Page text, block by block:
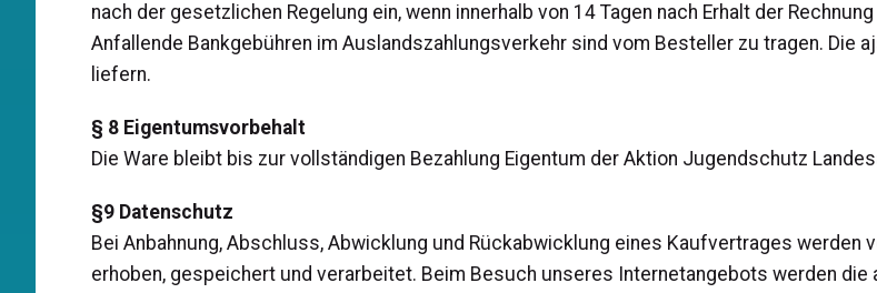
nach der gesetzlichen Regelung ein, wenn innerhalb von 14 Tagen nach Erhalt der
Anfallende Bankgebühren im Auslandszahlungsverkehr sind vom Besteller zu tragen. Die
liefern.
§ 8 Eigentumsvorbehalt
Die Ware bleibt bis zur vollständigen Bezahlung Eigentum der Aktion Jugendschutz
§9 Datenschutz
Bei Anbahnung, Abschluss, Abwicklung und Rückabwicklung eines Kaufvertrages werden
erhoben, gespeichert und verarbeitet. Beim Besuch unseres Internetangebots werden die